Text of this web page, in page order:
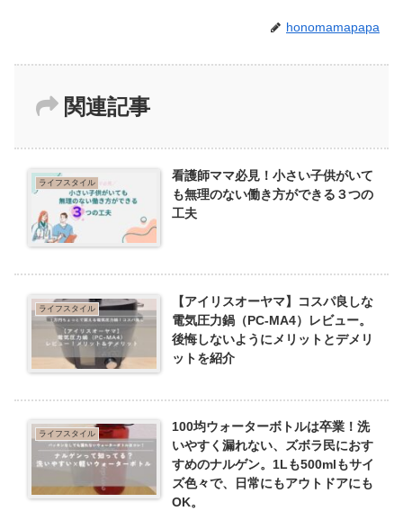
honomamapapa
関連記事
ライフスタイル
看護師ママ必見！小さい子供がいて
も無理のない働き方ができる３つの
工夫
ライフスタイル
【アイリスオーヤマ】コスパ良しな
電気圧力鍋（PC-MA4）レビュー。
後悔しないようにメリットとデメリ
ットを紹介
ライフスタイル
100均ウォーターボトルは卒業！洗
いやすく漏れない、ズボラ民におす
すめのナルゲン。1Lも500mlもサイ
ズ色々で、日常にもアウトドアにも
OK。